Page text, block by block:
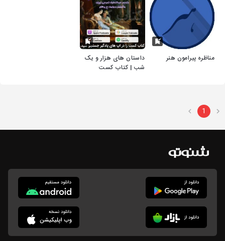
مناظره پیرامون هنر
داستان های هزار و یک
شب | کتاب کست
1